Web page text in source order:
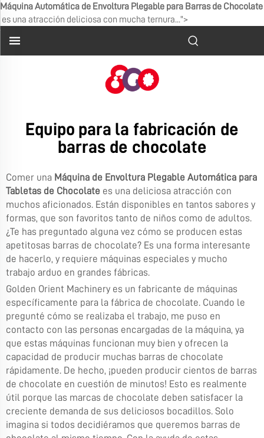
Máquina Automática de Envoltura Plegable para Barras de Chocolate
es una atracción deliciosa con mucha ternura...">
Equipo para la fabricación de
barras de chocolate
Comer una Máquina de Envoltura Plegable Automática para
Tabletas de Chocolate es una deliciosa atracción con
muchos aficionados. Están disponibles en tantos sabores y
formas, que son favoritos tanto de niños como de adultos.
¿Te has preguntado alguna vez cómo se producen estas
apetitosas barras de chocolate? Es una forma interesante
de hacerlo, y requiere máquinas especiales y mucho
trabajo arduo en grandes fábricas.
Golden Orient Machinery es un fabricante de máquinas
específicamente para la fábrica de chocolate. Cuando le
pregunté cómo se realizaba el trabajo, me puso en
contacto con las personas encargadas de la máquina, ya
que estas máquinas funcionan muy bien y ofrecen la
capacidad de producir muchas barras de chocolate
rápidamente. De hecho, ¡pueden producir cientos de barras
de chocolate en cuestión de minutos! Esto es realmente
útil porque las marcas de chocolate deben satisfacer la
creciente demanda de sus deliciosos bocadillos. Solo
imagina si todos decidiéramos que queremos barras de